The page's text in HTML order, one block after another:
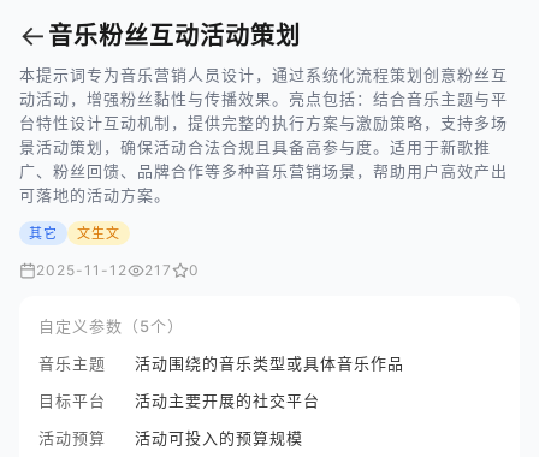
← 音乐粉丝互动活动策划
本提示词专为音乐营销人员设计，通过系统化流程策划创意粉丝互
动活动，增强粉丝黏性与传播效果。亮点包括：结合音乐主题与平
台特性设计互动机制，提供完整的执行方案与激励策略，支持多场
景活动策划，确保活动合法合规且具备高参与度。适用于新歌推
广、粉丝回馈、品牌合作等多种音乐营销场景，帮助用户高效产出
可落地的活动方案。
其它 文生文
2025-11-12 217 0
自定义参数（5个）
音乐主题
活动围绕的音乐类型或具体音乐作品
目标平台
活动主要开展的社交平台
活动预算
活动可投入的预算规模